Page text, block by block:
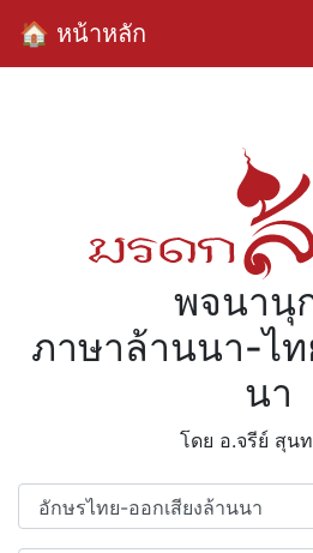
🏠 หน้าหลัก
พจนานุ
ภาษาล้านนา-ไ
นา
โดย อ.จรีย์​ สุน